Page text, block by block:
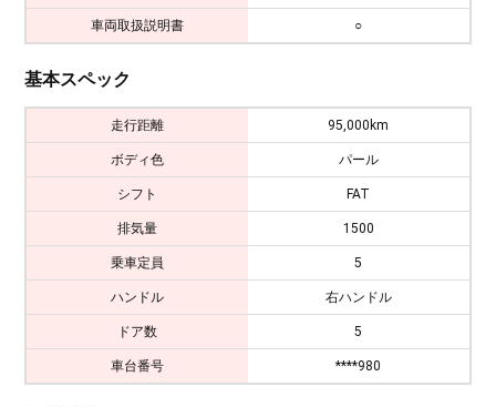
車両取扱説明書 ○
基本スペック
走行距離 95,000km
ボディ色 パール
シフト FAT
排気量 1500
乗車定員 5
ハンドル 右ハンドル
ドア数 5
車台番号 ****980